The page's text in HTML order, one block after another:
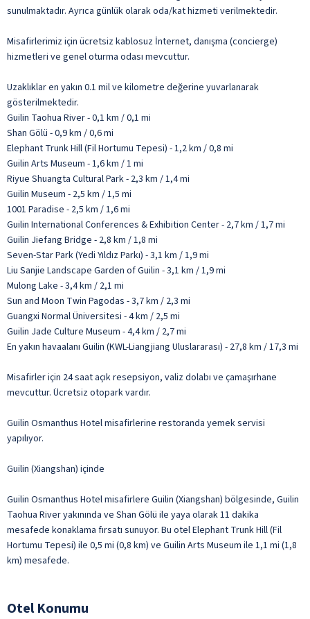
sunulmaktadır. Ayrıca günlük olarak oda/kat hizmeti verilmektedir.
Misafirlerimiz için ücretsiz kablosuz İnternet, danışma (concierge)
hizmetleri ve genel oturma odası mevcuttur.
Uzaklıklar en yakın 0.1 mil ve kilometre değerine yuvarlanarak
gösterilmektedir.
Guilin Taohua River - 0,1 km / 0,1 mi
Shan Gölü - 0,9 km / 0,6 mi
Elephant Trunk Hill (Fil Hortumu Tepesi) - 1,2 km / 0,8 mi
Guilin Arts Museum - 1,6 km / 1 mi
Riyue Shuangta Cultural Park - 2,3 km / 1,4 mi
Guilin Museum - 2,5 km / 1,5 mi
1001 Paradise - 2,5 km / 1,6 mi
Guilin International Conferences & Exhibition Center - 2,7 km / 1,7 mi
Guilin Jiefang Bridge - 2,8 km / 1,8 mi
Seven-Star Park (Yedi Yıldız Parkı) - 3,1 km / 1,9 mi
Liu Sanjie Landscape Garden of Guilin - 3,1 km / 1,9 mi
Mulong Lake - 3,4 km / 2,1 mi
Sun and Moon Twin Pagodas - 3,7 km / 2,3 mi
Guangxi Normal Üniversitesi - 4 km / 2,5 mi
Guilin Jade Culture Museum - 4,4 km / 2,7 mi
En yakın havaalanı Guilin (KWL-Liangjiang Uluslararası) - 27,8 km / 17,3 mi
Misafirler için 24 saat açık resepsiyon, valiz dolabı ve çamaşırhane
mevcuttur. Ücretsiz otopark vardır.
Guilin Osmanthus Hotel misafirlerine restoranda yemek servisi
yapılıyor.
Guilin (Xiangshan) içinde
Guilin Osmanthus Hotel misafirlere Guilin (Xiangshan) bölgesinde, Guilin
Taohua River yakınında ve Shan Gölü ile yaya olarak 11 dakika
mesafede konaklama fırsatı sunuyor. Bu otel Elephant Trunk Hill (Fil
Hortumu Tepesi) ile 0,5 mi (0,8 km) ve Guilin Arts Museum ile 1,1 mi (1,8
km) mesafede.
Otel Konumu